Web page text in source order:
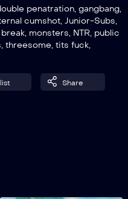
penatration, gangbang,
cumshot, Junior-Subs,
, monsters, NTR, public
, threesome, tits fuck,
Share